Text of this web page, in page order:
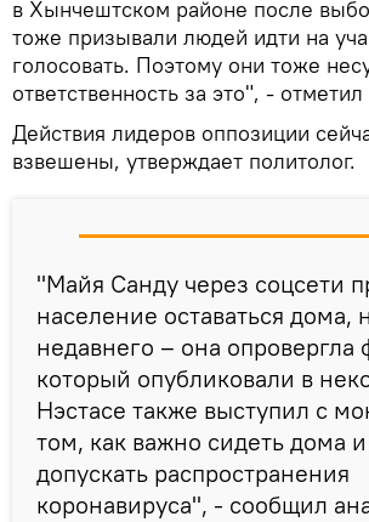
в Хынчештском районе после
тоже призывали людей идти на
голосовать. Поэтому они тоже
ответственность за это", -
Действия лидеров оппозиции
взвешены, утверждает политолог.
"Майя Санду через соцсети
население оставаться дома,
недавнего – она опровергла
который опубликовали в
Нэстасе также выступил с
том, как важно сидеть дома
допускать распространения
коронавируса", - сообщил